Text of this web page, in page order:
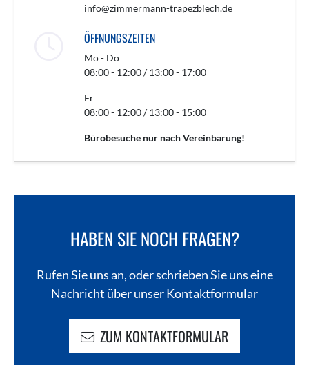
info@zimmermann-trapezblech.de
ÖFFNUNGSZEITEN
Mo - Do
08:00 - 12:00 / 13:00 - 17:00
Fr
08:00 - 12:00 / 13:00 - 15:00
Bürobesuche nur nach Vereinbarung!
HABEN SIE NOCH FRAGEN?
Rufen Sie uns an, oder schrieben Sie uns eine
Nachricht über unser Kontaktformular
ZUM KONTAKTFORMULAR